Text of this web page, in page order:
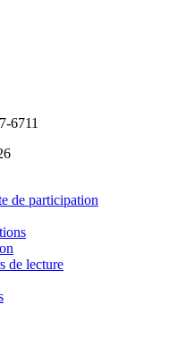
6711
de participation
de lecture